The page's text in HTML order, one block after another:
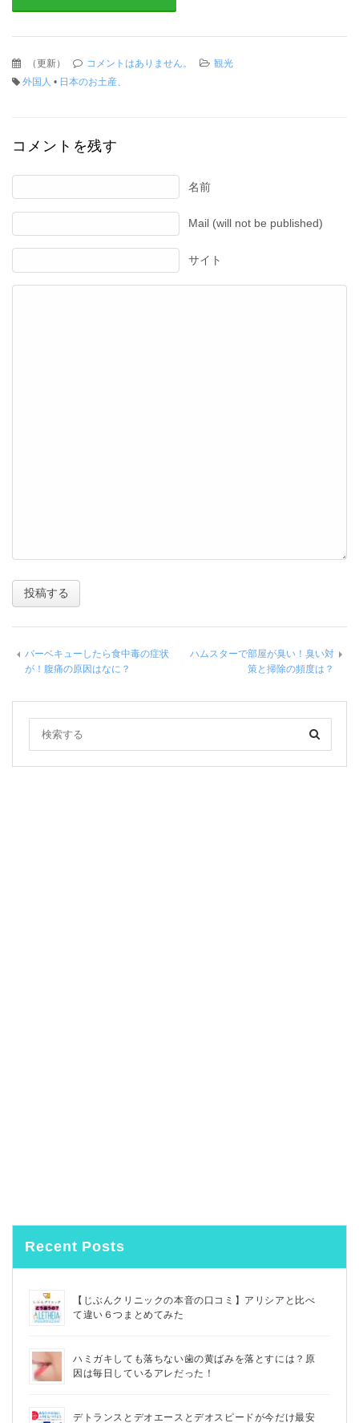
（更新） コメントはありません。
観光
外国人 • 日本のお土産、
コメントを残す
名前
Mail (will not be published)
サイト
バーベキューしたら食中毒の症状
が！腹痛の原因はなに？
ハムスターで部屋が臭い！臭い対
策と掃除の頻度は？
Recent Posts
【じぶんクリニックの本音の口コミ】アリシアと比べ
て違い６つまとめてみた
ハミガキしても落ちない歯の黄ばみを落とすには？原
因は毎日しているアレだった！
デトランスとデオエースとデオスピードが今だけ最安